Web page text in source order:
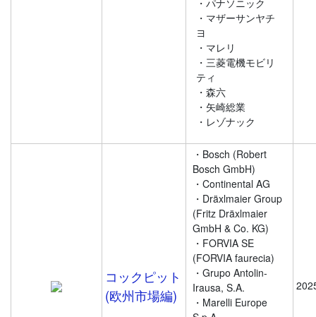
・パナソニック
・マザーサンヤチ
ヨ
・マレリ
・三菱電機モビリ
ティ
・森六
・矢崎総業
・レゾナック
コックピット
(欧州市場編)
・Bosch (Robert
Bosch GmbH)
・Continental AG
・Dräxlmaier Group
(Fritz Dräxlmaier
GmbH & Co. KG)
・FORVIA SE
(FORVIA faurecia)
・Grupo Antolin-
Irausa, S.A.
・Marelli Europe